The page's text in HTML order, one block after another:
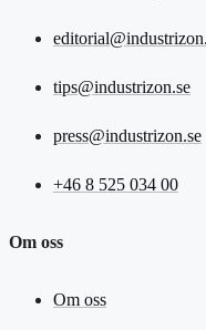
tips@industrizon.se
press@industrizon.se
+46 8 525 034 00
Om oss
Om oss